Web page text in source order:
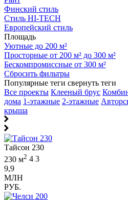
Финский стиль
Стиль HI-TECH
Европейский стиль
Площадь
Уютные до 200 м²
Просторные от 200 м² до 300 м²
Бескомпромиссные от 300 м²
Сбросить фильтры
Популярные теги свернуть теги
Все проекты Клееный брус
дома 1-этажные 2-этажные
крыша
Тайсон 230
230 м2 4 3
9,9
МЛН
РУБ.